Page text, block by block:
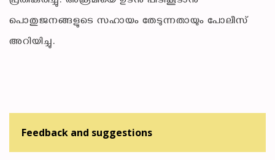
പൊതുജനങ്ങളുടെ സഹായം തേടുന്നതായും പോലീസ്
അറിയിച്ചു.
Feedback and suggestions